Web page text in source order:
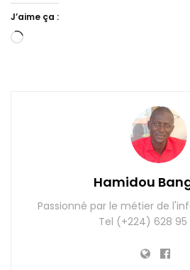
J’aime ça :
Chargement…
Hamidou
Passionné par le métier de
Tel (+224) 628